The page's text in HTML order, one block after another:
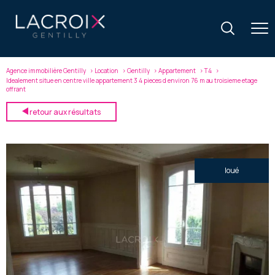
Agence immobilière Gentilly Location Gentilly Appartement
T4
Idealement situe en centre ville appartement 3 4 pieces d environ 76 m au troisieme etage
offrant
retour aux résultats
loué